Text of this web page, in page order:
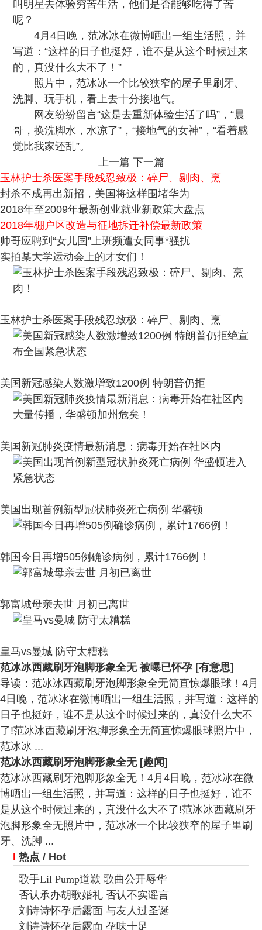
叫明星去体验穷苦生活，他们是否能够吃得了苦
呢？
4月4日晚，范冰冰在微博晒出一组生活照，并
写道：“这样的日子也挺好，谁不是从这个时候过来
的，真没什么大不了！”
照片中，范冰冰一个比较狭窄的屋子里刷牙、
洗脚、玩手机，看上去十分接地气。
网友纷纷留言“这是去重新体验生活了吗”，“晨
哥，换洗脚水，水凉了”，“接地气的女神”，“看着感
觉比我家还乱”。
上一篇 下一篇
玉林护士杀医案手段残忍致极：碎尸、剔肉、烹
封杀不成再出新招，美国将这样围堵华为
2018年至2009年最新创业就业新政策大盘点
2018年棚户区改造与征地拆迁补偿最新政策
帅哥应聘到“女儿国”上班频遭女同事*骚扰
实拍某大学运动会上的才女们！
玉林护士杀医案手段残忍致极：碎尸、剔肉、烹
美国新冠感染人数激增致1200例 特朗普仍拒
美国新冠肺炎疫情最新消息：病毒开始在社区内
美国出现首例新型冠状肺炎死亡病例 华盛顿
韩国今日再增505例确诊病例，累计1766例！
郭富城母亲去世 月初已离世
皇马vs曼城 防守太糟糕
范冰冰西藏刷牙泡脚形象全无 被曝已怀孕 [有意思]
导读：范冰冰西藏刷牙泡脚形象全无简直惊爆眼球！4月
4日晚，范冰冰在微博晒出一组生活照，并写道：这样的
日子也挺好，谁不是从这个时候过来的，真没什么大不
了!范冰冰西藏刷牙泡脚形象全无简直惊爆眼球照片中，
范冰冰 ...
范冰冰西藏刷牙泡脚形象全无 [趣闻]
范冰冰西藏刷牙泡脚形象全无！4月4日晚，范冰冰在微
博晒出一组生活照，并写道：这样的日子也挺好，谁不
是从这个时候过来的，真没什么大不了!范冰冰西藏刷牙
泡脚形象全无照片中，范冰冰一个比较狭窄的屋子里刷
牙、洗脚 ...
I热点/ Hot
歌手Lil Pump道歉 歌曲公开辱华
否认承办胡歌婚礼 否认不实谣言
刘诗诗怀孕后露面 与友人过圣诞
刘诗诗怀孕后露面 孕味十足